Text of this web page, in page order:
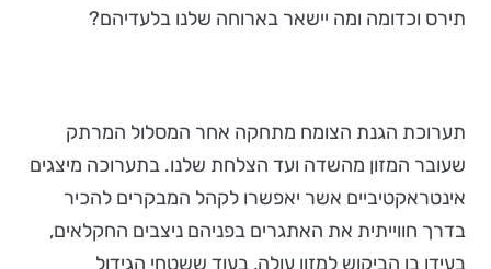
תירס וכדומה ומה יישאר בארוחה שלנו בלעדיהם?
תערוכת הגנת הצומח מתחקה אחר המסלול המרתק
שעובר המזון מהשדה ועד הצלחת שלנו. בתערוכה מיצגים
אינטראקטיביים אשר יאפשרו לקהל המבקרים להכיר
בדרך חווייתית את האתגרים בפניהם ניצבים החקלאים,
בעידן בו הביקוש למזון עולה, בעוד ששטחי הגידול